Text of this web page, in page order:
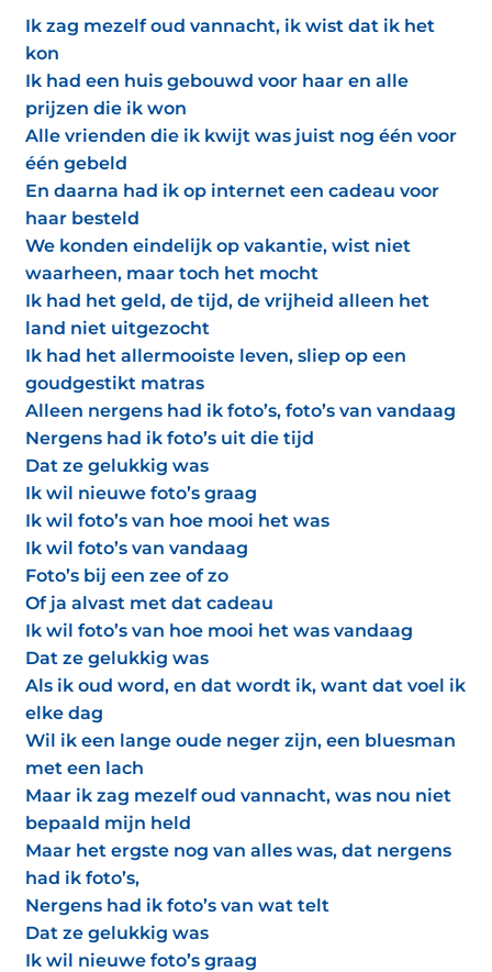
Ik zag mezelf oud vannacht, ik wist dat ik het
kon
Ik had een huis gebouwd voor haar en alle
prijzen die ik won
Alle vrienden die ik kwijt was juist nog één voor
één gebeld
En daarna had ik op internet een cadeau voor
haar besteld
We konden eindelijk op vakantie, wist niet
waarheen, maar toch het mocht
Ik had het geld, de tijd, de vrijheid alleen het
land niet uitgezocht
Ik had het allermooiste leven, sliep op een
goudgestikt matras
Alleen nergens had ik foto’s, foto’s van vandaag
Nergens had ik foto’s uit die tijd
Dat ze gelukkig was
Ik wil nieuwe foto’s graag
Ik wil foto’s van hoe mooi het was
Ik wil foto’s van vandaag
Foto’s bij een zee of zo
Of ja alvast met dat cadeau
Ik wil foto’s van hoe mooi het was vandaag
Dat ze gelukkig was
Als ik oud word, en dat wordt ik, want dat voel ik
elke dag
Wil ik een lange oude neger zijn, een bluesman
met een lach
Maar ik zag mezelf oud vannacht, was nou niet
bepaald mijn held
Maar het ergste nog van alles was, dat nergens
had ik foto’s,
Nergens had ik foto’s van wat telt
Dat ze gelukkig was
Ik wil nieuwe foto’s graag